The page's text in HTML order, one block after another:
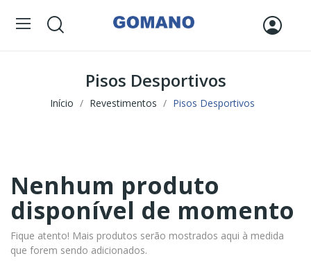
Pisos Desportivos
Início Revestimentos Pisos Desportivos
Nenhum produto
disponível de momento
Fique atento! Mais produtos serão mostrados aqui à medida
que forem sendo adicionados.